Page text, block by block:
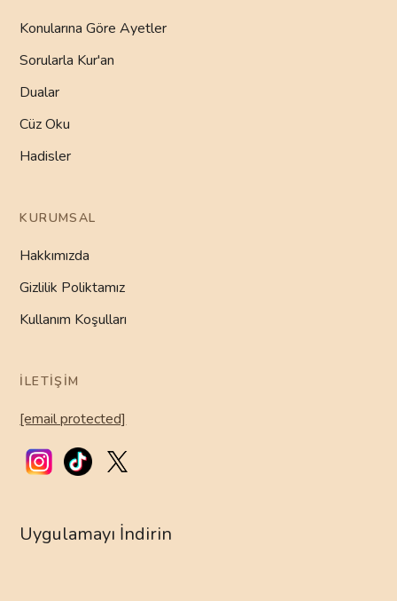
Konularına Göre Ayetler
Sorularla Kur'an
Dualar
Cüz Oku
Hadisler
KURUMSAL
Hakkımızda
Gizlilik Poliktamız
Kullanım Koşulları
İLETIŞIM
[email protected]
Uygulamayı İndirin